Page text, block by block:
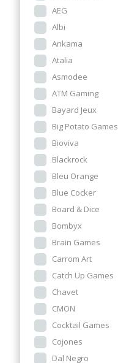
AEG
Albi
Ankama
Atalia
Asmodee
ATM Gaming
Bayard Jeux
Big Potato Games
Bioviva
Blackrock
Bleu Orange
Blue Cocker
Board & Dice
Bombyx
Brain Games
Carrom Art
Catch Up Games
Chavet
CMON
Cocktail Games
Cojones
Dal Negro